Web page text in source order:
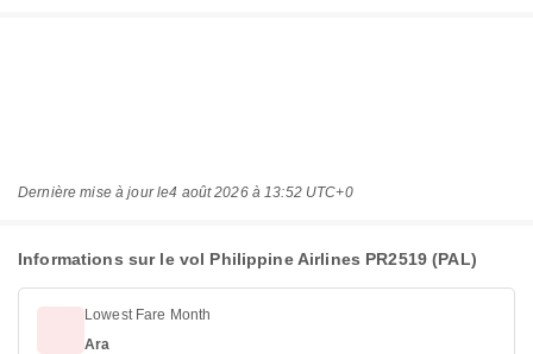
Dernière mise à jour le4 août 2026 à 13:52 UTC+0
Informations sur le vol Philippine Airlines PR2519 (PAL)
Lowest Fare Month
Ara